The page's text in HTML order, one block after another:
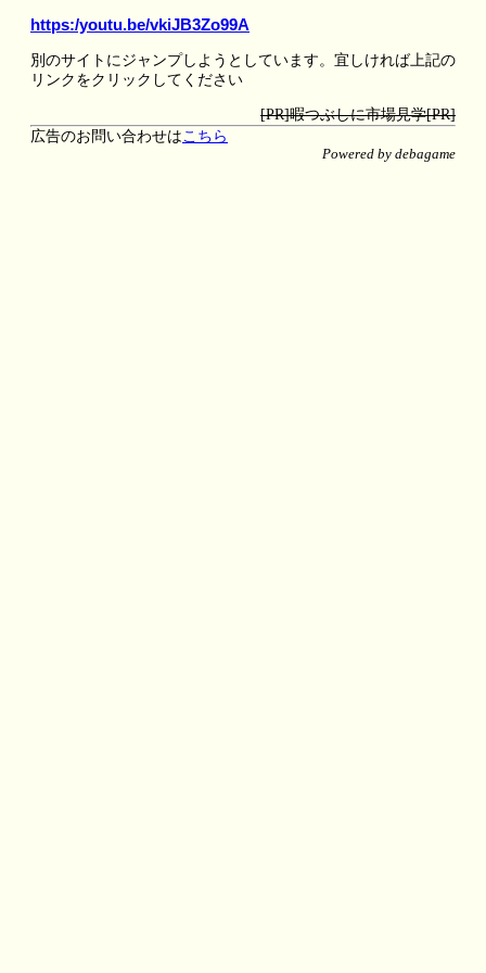
https:/youtu.be/vkiJB3Zo99A
別のサイトにジャンプしようとしています。宜しければ上記の
リンクをクリックしてください
[PR]暇つぶしに市場見学[PR]
広告のお問い合わせはこちら
Powered by debagame